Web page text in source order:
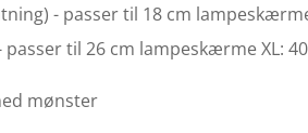
- passer til 18 cm
til 26 cm lampeskærme XL:
mønster